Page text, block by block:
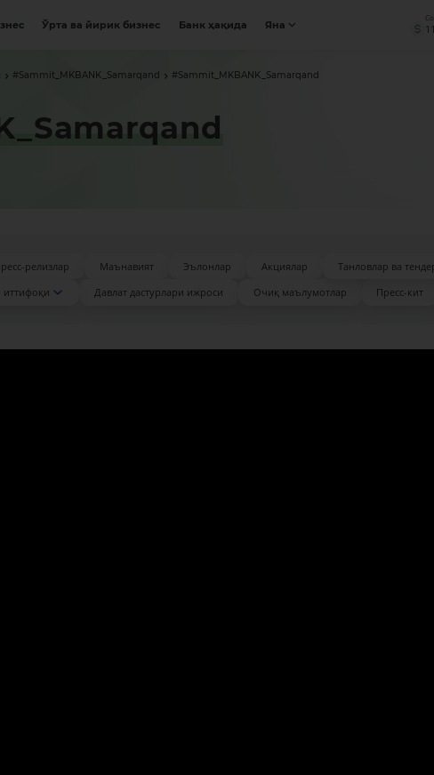
Ўрта ва йирик бизнес Банк ҳақида Яна
#Sammit_MKBANK_Samarqand #Sammit_MKBANK_Samarqand
релизлар Маънавият Эълонлар Акциялар Танловлар ва
Давлат дастурлари ижроси Очиқ маълумотлар Пресс-кит